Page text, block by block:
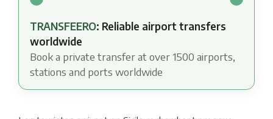
TRANSFEERO: Reliable airport transfers
worldwide
Book a private transfer at over 1500 airports,
stations and ports worldwide